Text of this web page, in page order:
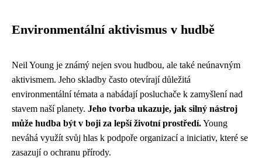
Environmentální aktivismus v hudbě
Neil Young je známý nejen svou hudbou, ale také neúnavným
aktivismem. Jeho skladby často otevírají důležitá
environmentální témata a nabádají posluchače k zamyšlení nad
stavem naší planety. Jeho tvorba ukazuje, jak silný nástroj
může hudba být v boji za lepší životní prostředí.Young
neváhá využít svůj hlas k podpoře organizací a iniciativ, které se
zasazují o ochranu přírody.